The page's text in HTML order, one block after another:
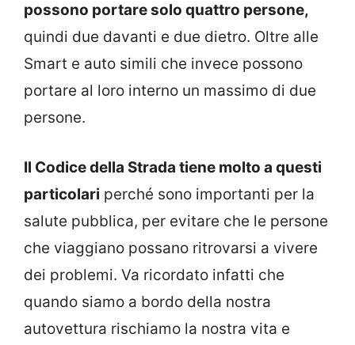
possono portare solo quattro persone,
quindi due davanti e due dietro. Oltre alle
Smart e auto simili che invece possono
portare al loro interno un massimo di due
persone.
Il Codice della Strada tiene molto a questi
particolari perché sono importanti per la
salute pubblica, per evitare che le persone
che viaggiano possano ritrovarsi a vivere
dei problemi. Va ricordato infatti che
quando siamo a bordo della nostra
autovettura rischiamo la nostra vita e